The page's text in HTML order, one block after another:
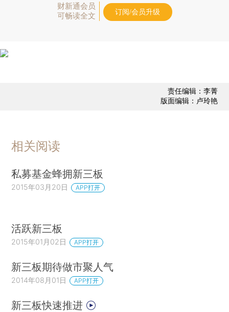
财新通会员
可畅读全文
订阅/会员升级
责任编辑：李菁
版面编辑：卢玲艳
相关阅读
私募基金蜂拥新三板
2015年03月20日 APP打开
活跃新三板
2015年01月02日 APP打开
新三板期待做市聚人气
2014年08月01日 APP打开
新三板快速推进